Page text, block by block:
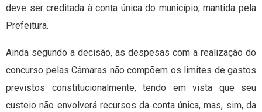
deve ser creditada à conta única do município, mantida pela
Prefeitura.
Ainda segundo a decisão, as despesas com a realização do
concurso pelas Câmaras não compõem os limites de gastos
previstos constitucionalmente, tendo em vista que seu
custeio não envolverá recursos da conta única, mas, sim, da